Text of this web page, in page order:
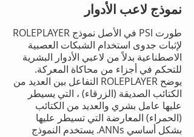
نموذج لاعب الأدوار
طورت PSI في الأصل نموذج ROLEPLAYER
لإثبات جدوى استخدام الشبكات العصبية
الاصطناعية بدلاً من لاعبي الأدوار البشرية
للتحكم في أجزاء من محاكاة المعركة.
يوضح ROLEPLAYER التفاعل بين العديد من
الكتائب الصديقة (الزرقاء) ، التي يسيطر
عليها عامل بشري والعديد من الكتائب
(الحمراء) المعارضة التي تسيطر عليها
بشكل أساسي ANNs. يستخدم النموذج